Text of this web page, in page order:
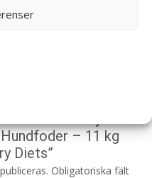
– 11 kg
Diets”
Obligatoriska fält